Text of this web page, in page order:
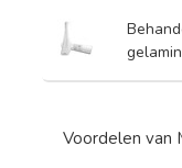
Voordelen van